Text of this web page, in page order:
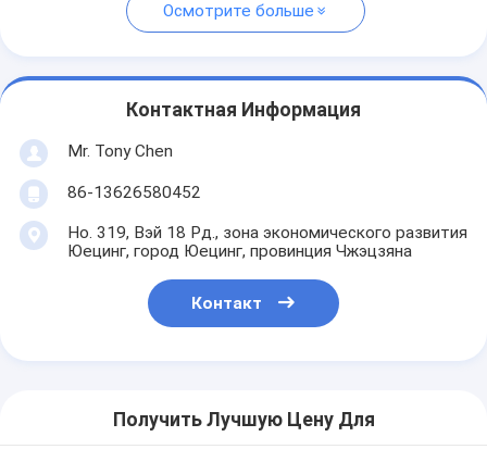
Осмотрите больше
Контактная Информация
Mr. Tony Chen
86-13626580452
Но. 319, Вэй 18 Рд., зона экономического развития
Юецинг, город Юецинг, провинция Чжэцзяна
Контакт
Получить Лучшую Цену Для